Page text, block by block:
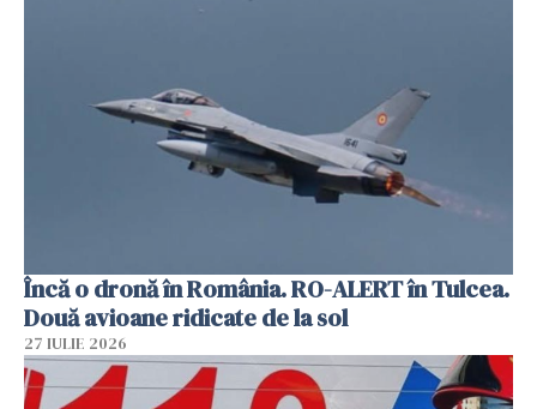
Încă o dronă în România. RO-ALERT în Tulcea.
Două avioane ridicate de la sol
27 IULIE 2026